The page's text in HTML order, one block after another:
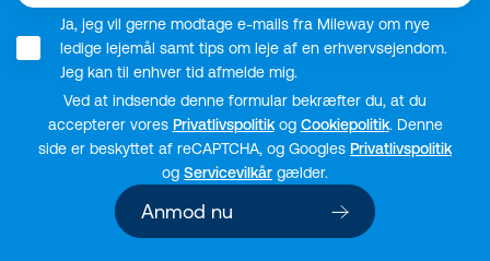
Ja, jeg vil gerne modtage e-mails fra Mileway om nye
ledige lejemål samt tips om leje af en erhvervsejendom.
Jeg kan til enhver tid afmelde mig.
Ved at indsende denne formular bekræfter du, at du
accepterer vores Privatlivspolitikog Cookiepolitik. Denne
side er beskyttet af reCAPTCHA, og Googles Privatlivspolitik
og Servicevilkår gælder.
Anmod nu